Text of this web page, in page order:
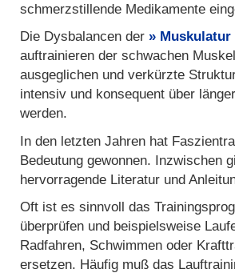
schmerzstillende Medikamente
Die Dysbalancen der
Muskulatur
auftrainieren der schwachen
ausgeglichen und verkürzte
intensiv und konsequent über
werden.
In den letzten Jahren hat
Bedeutung gewonnen. Inzwischen
hervorragende Literatur und
Oft ist es sinnvoll das
überprüfen und beispielsweise
Radfahren, Schwimmen oder
ersetzen. Häufig muß das